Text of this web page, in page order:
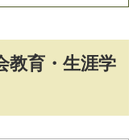
教育・生涯学